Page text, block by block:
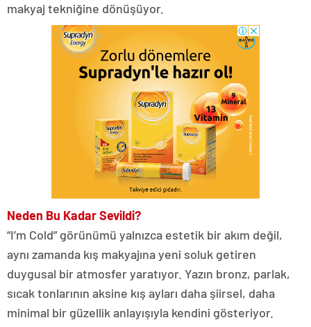
makyaj tekniğine dönüşüyor.
Neden Bu Kadar Sevildi?
“I’m Cold” görünümü yalnızca estetik bir akım değil,
aynı zamanda kış makyajına yeni soluk getiren
duygusal bir atmosfer yaratıyor. Yazın bronz, parlak,
sıcak tonlarının aksine kış ayları daha şiirsel, daha
minimal bir güzellik anlayışıyla kendini gösteriyor.